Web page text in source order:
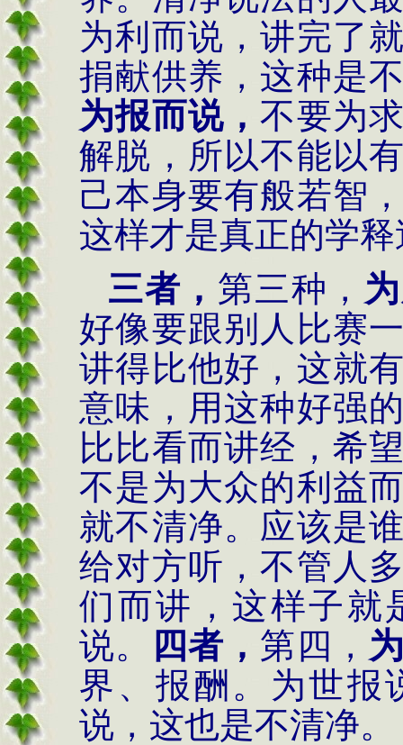
为利而说，讲完了
捐献供养，这种是
为报而说，不要为
解脱，所以不能以
己本身要有般若智
这样才是真正的学
三者， 第三种，
好像要跟别人比赛
讲得比他好，这就
意味，用这种好强
比比看而讲经，希
不是为大众的利益
就不清净。应该是
给对方听，不管人
们而讲，这样子就
说。
四者， 第四，
界、报酬。为世报
说，这也是不清净。